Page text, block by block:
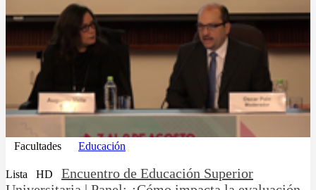
Facultades Educación
Lista HD
Encuentro de Educación Superior